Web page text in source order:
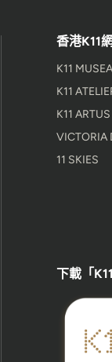
香港K11
K11 MUSEA
K11
K11
VICTORIA
11 SKIES
下載「